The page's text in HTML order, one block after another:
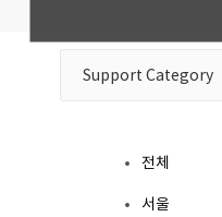
전체
서울